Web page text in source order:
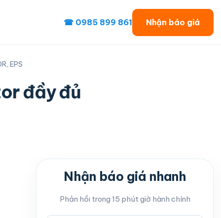
☎ 0985 899 861 Nhận báo giá
EPS
đầy đủ
Nhận báo giá nhanh
Phản hồi trong 15 phút giờ hành chính